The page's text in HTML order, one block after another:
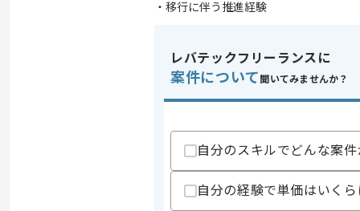
・移行に伴う推進経験
レバテックフリーランスに
案件について 聞いてみませんか？
自分のスキルでどんな案
自分の経験で単価はいく